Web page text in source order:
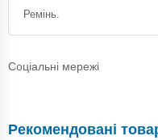
Ремінь.
Соціальні мережі
Рекомендовані